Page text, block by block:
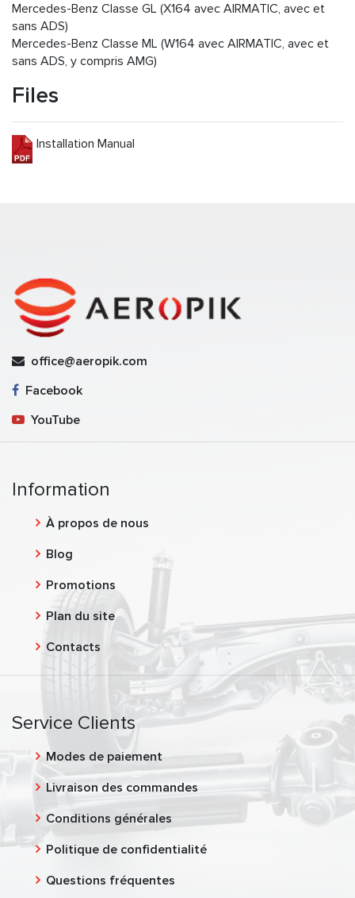
Mercedes-Benz Classe GL (X164 avec AIRMATIC, avec et
sans ADS)
Mercedes-Benz Classe ML (W164 avec AIRMATIC, avec et
sans ADS, y compris AMG)
Files
Installation Manual
office@aeropik.com
Facebook
YouTube
Information
À propos de nous
Blog
Promotions
Plan du site
Contacts
Service Clients
Modes de paiement
Livraison des commandes
Conditions générales
Politique de confidentialité
Questions fréquentes